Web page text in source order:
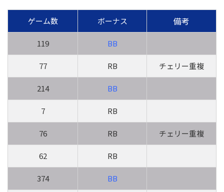
ゲーム数 ボーナス 備考
119 BB
77 RB チェリー重複
214 BB
7 RB
76 RB チェリー重複
62 RB
374 BB